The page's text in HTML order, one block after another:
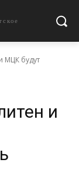
МЦК будут
и